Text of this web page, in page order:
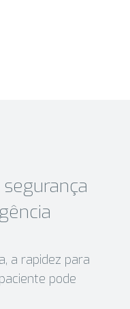
a rapidez para
pode